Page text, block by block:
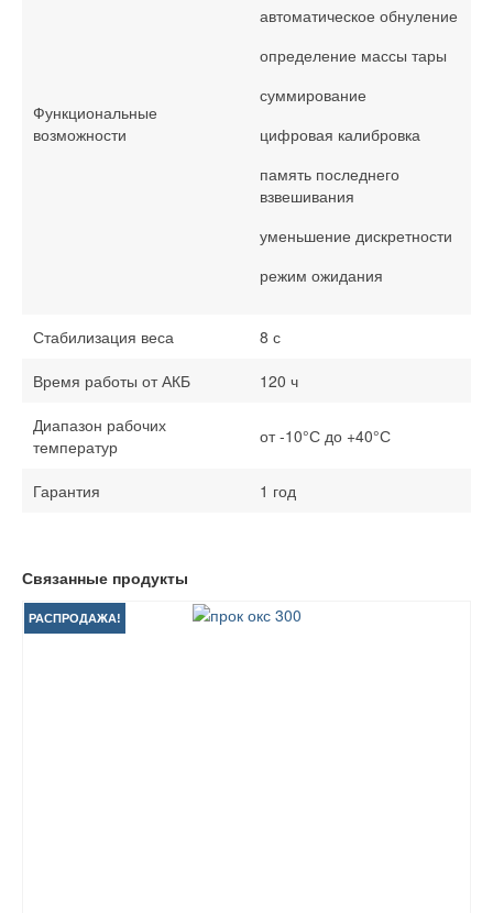
Функциональные
возможности
автоматическое обнуление
определение массы тары
суммирование
цифровая калибровка
память последнего
взвешивания
уменьшение дискретности
режим ожидания
Стабилизация веса
8 с
Время работы от АКБ
120 ч
Диапазон рабочих
температур
от -10°С до +40°С
Гарантия 1 год
Связанные продукты
РАСПРОДАЖА!